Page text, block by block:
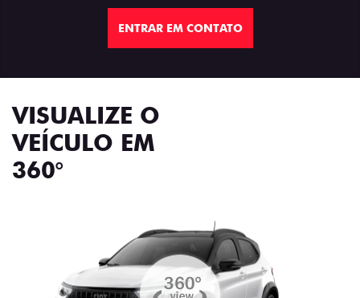
ENTRAR EM CONTATO
VISUALIZE O
VEÍCULO EM
360°